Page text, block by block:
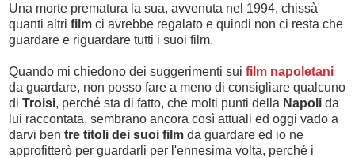
Una morte prematura la sua, avvenuta nel 1994, chissà
quanti altri film ci avrebbe regalato e quindi non ci resta che
guardare e riguardare tutti i suoi film.
Quando mi chiedono dei suggerimenti sui film napoletani
da guardare, non posso fare a meno di consigliare qualcuno
di Troisi, perché sta di fatto, che molti punti della Napoli da
lui raccontata, sembrano ancora così attuali ed oggi vado a
darvi ben tre titoli dei suoi film da guardare ed io ne
approfitterò per guardarli per l'ennesima volta, perché i